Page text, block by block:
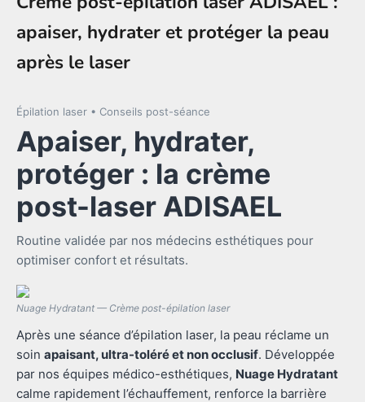
apaiser, hydrater et protéger la peau
après le laser
Épilation laser • Conseils post-séance
Apaiser, hydrater,
protéger : la crème
post-laser ADISAEL
Routine validée par nos médecins esthétiques pour
optimiser confort et résultats.
Nuage Hydratant — Crème post-épilation laser
Après une séance d’épilation laser, la peau réclame un
soin apaisant, ultra-toléré et non occlusif. Développée
par nos équipes médico-esthétiques, Nuage Hydratant
calme rapidement l’échauffement, renforce la barrière